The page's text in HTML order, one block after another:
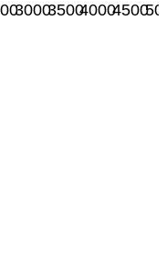
3000350040004500